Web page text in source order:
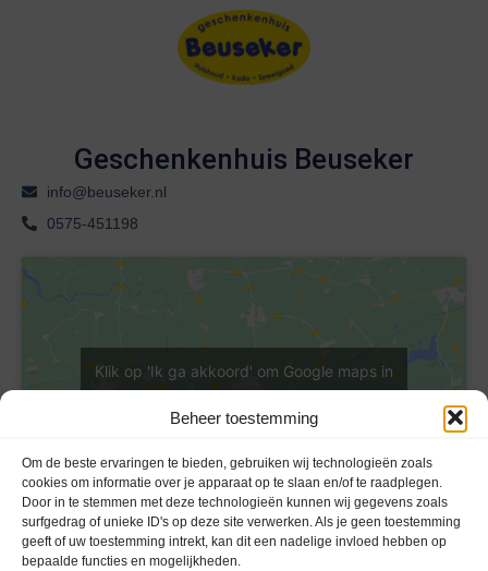
Beheer toestemming
Om de beste ervaringen te bieden, gebruiken wij technologieën zoals
cookies om informatie over je apparaat op te slaan en/of te raadplegen.
Door in te stemmen met deze technologieën kunnen wij gegevens zoals
surfgedrag of unieke ID's op deze site verwerken. Als je geen toestemming
geeft of uw toestemming intrekt, kan dit een nadelige invloed hebben op
bepaalde functies en mogelijkheden.
Geschenkenhuis Beuseker
info@beuseker.nl
0575-451198
Klik op 'Ik ga akkoord' om Google maps in
te schakelen
Cookieverklaring
Ik ga akkoord